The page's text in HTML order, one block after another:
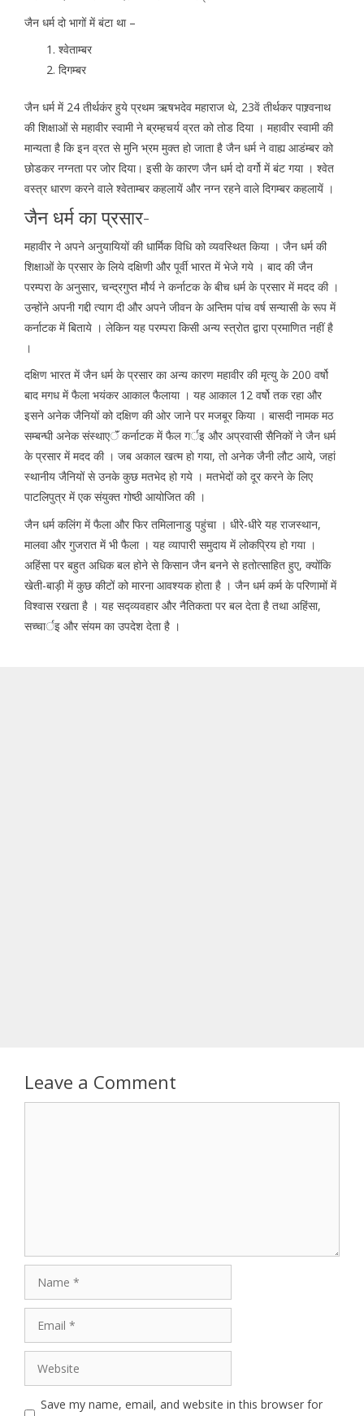
जैन धर्म दो भागों में बंटा था –
श्वेताम्बर
दिगम्बर
जैन धर्म में 24 तीर्थकंर हुये प्रथम ऋषभदेव महाराज थे, 23वें तीर्थकर पाश्र्वनाथ
की शिक्षाओं से महावीर स्वामी ने ब्रम्हचर्य व्रत को तोड दिया । महावीर स्वामी की
मान्यता है कि इन व्रत से मुनि भ्रम मुक्त हो जाता है जैन धर्म ने वाह्य आडंम्बर को
छोडकर नग्नता पर जोर दिया। इसी के कारण जैन धर्म दो वर्गो में बंट गया । श्वेत
वस्त्र धारण करने वाले श्वेताम्बर कहलायें और नग्न रहने वाले दिगम्बर कहलायें ।
जैन धर्म का प्रसार-
महावीर ने अपने अनुयायियों की धार्मिक विधि को व्यवस्थित किया । जैन धर्म की
शिक्षाओं के प्रसार के लिये दक्षिणी और पूर्वी भारत में भेजे गये । बाद की जैन
परम्परा के अनुसार, चन्द्रगुप्त मौर्य ने कर्नाटक के बीच धर्म के प्रसार में मदद की ।
उन्होंने अपनी गद्दी त्याग दी और अपने जीवन के अन्तिम पांच वर्ष सन्यासी के रूप में
कर्नाटक में बिताये । लेकिन यह परम्परा किसी अन्य स्त्रोत द्वारा प्रमाणित नहीं है
।
दक्षिण भारत में जैन धर्म के प्रसार का अन्य कारण महावीर की मृत्यु के 200 वर्षो
बाद मगध में फैला भयंकर आकाल फैलाया । यह आकाल 12 वर्षो तक रहा और
इसने अनेक जैनियों को दक्षिण की ओर जाने पर मजबूर किया । बासदी नामक मठ
सम्बन्घी अनेक संस्थाएॅं कर्नाटक में फैल गर्इ और अप्रवासी सैनिकों ने जैन धर्म
के प्रसार में मदद की । जब अकाल खत्म हो गया, तो अनेक जैनी लौट आये, जहां
स्थानीय जैनियों से उनके कुछ मतभेद हो गये । मतभेदों को दूर करने के लिए
पाटलिपुत्र में एक संयुक्त गोष्ठी आयोजित की ।
जैन धर्म कलिंग में फैला और फिर तमिलानाडु पहुंचा । धीरे-धीरे यह राजस्थान,
मालवा और गुजरात में भी फैला । यह व्यापारी समुदाय में लोकप्रिय हो गया ।
अहिंसा पर बहुत अधिक बल होने से किसान जैन बनने से हतोत्साहित हुए, क्योंकि
खेती-बाड़ी में कुछ कीटों को मारना आवश्यक होता है । जैन धर्म कर्म के परिणामों में
विश्वास रखता है । यह सद्व्यवहार और नैतिकता पर बल देता है तथा अहिंसा,
सच्चार्इ और संयम का उपदेश देता है ।
Leave a Comment
Website
Save my name, email, and website in this browser for